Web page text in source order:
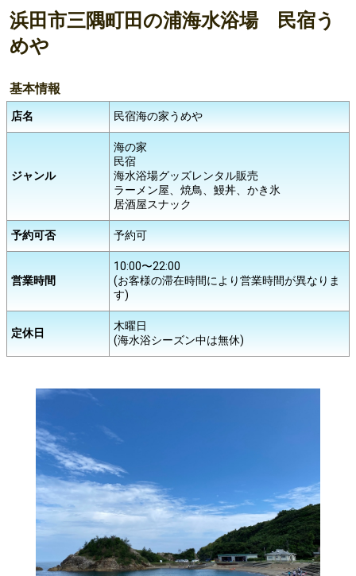
浜田市三隅町田の浦海水浴場 民宿う
めや
基本情報
店名 民宿海の家うめや
ジャンル
海の家
民宿
海水浴場グッズレンタル販売
ラーメン屋、焼鳥、鰻丼、かき氷
居酒屋スナック
予約可否 予約可
営業時間
10:00〜22:00
(お客様の滞在時間により営業時間が異なりま
す)
定休日
木曜日
(海水浴シーズン中は無休)